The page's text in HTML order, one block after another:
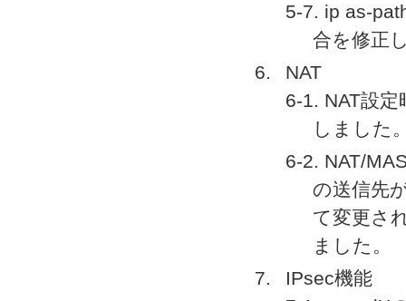
5-7. ip as-
合を修正
NAT
6-1. NAT設
しました
6-2. NAT/
の送信先
て変更さ
ました。
IPsec機能